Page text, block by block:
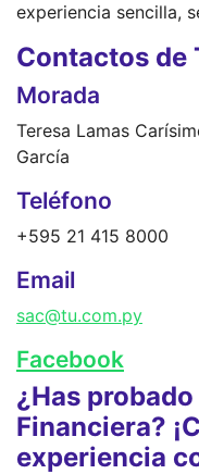
experiencia sencilla,
Contactos de
Morada
Teresa Lamas
García
Teléfono
+595 21 415 8000
Email
sac@tu.com.py
Facebook
¿Has
Financiera?
experiencia